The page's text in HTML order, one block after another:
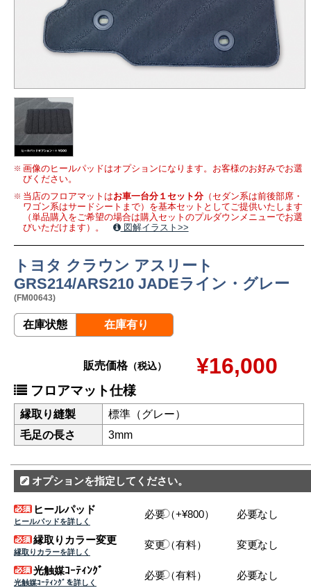
画像のヒールパッドはオプションになります。お客様のお好みでお選
びください。
当店のフロアマットはお車一台分１セット分（セダン系は前後部席・
ワゴン系はサードシートまで）を基本セットとしてご提供いたします
（単品購入をご希望の場合は購入セットのプルダウンメニューでお選
びいただけます）。
図解イラスト>>
トヨタ クラウン アスリート
GRS214/ARS210 JADEライン・グレー
(FM00643)
在庫状態 在庫有り
販売価格（税込） ¥16,000
フロアマット仕様
縁取り縫製
標準（グレー）
毛足の長さ
3mm
オプションを指定してください。
ヒールパッド
ヒールパッドを詳しく
必要（+¥800） 必要なし
縁取りカラー変更
縁取りカラーを詳しく
変更（有料） 変更なし
光触媒ｺｰﾃｨﾝｸﾞ
光触媒ｺｰﾃｨﾝｸﾞを詳しく
必要（有料） 必要なし